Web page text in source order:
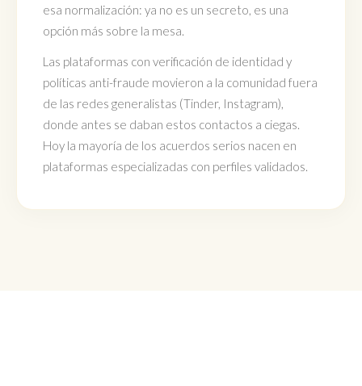
esa normalización: ya no es un secreto, es una
opción más sobre la mesa.
Las plataformas con verificación de identidad y
políticas anti-fraude movieron a la comunidad fuera
de las redes generalistas (Tinder, Instagram),
donde antes se daban estos contactos a ciegas.
Hoy la mayoría de los acuerdos serios nacen en
plataformas especializadas con perfiles validados.